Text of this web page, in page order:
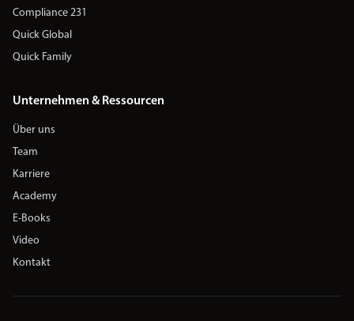
Compliance 231
Quick Global
Quick Family
Unternehmen & Ressourcen
Über uns
Team
Karriere
Academy
E-Books
Video
Kontakt